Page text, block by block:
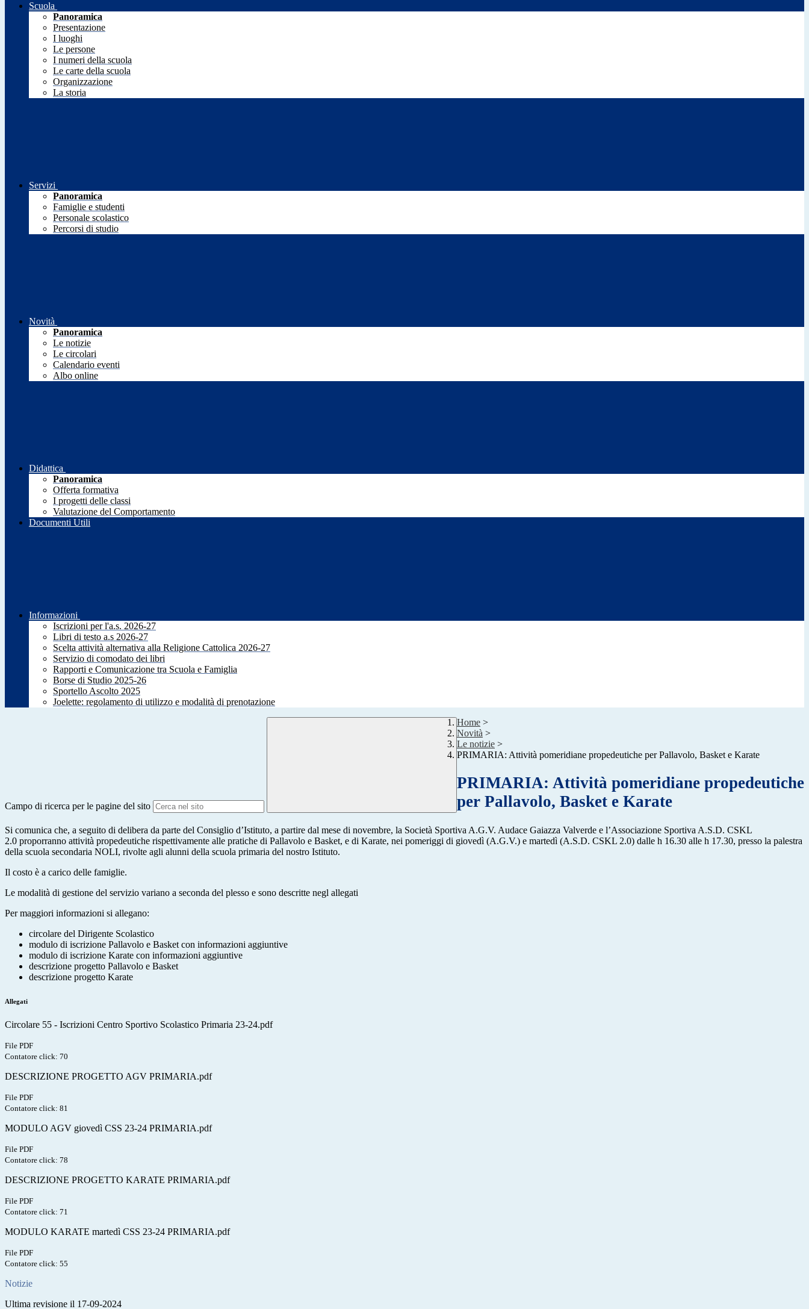
Scuola
Panoramica
Presentazione
I luoghi
Le persone
I numeri della scuola
Le carte della scuola
Organizzazione
La storia
Servizi
Panoramica
Famiglie e studenti
Personale scolastico
Percorsi di studio
Novità
Panoramica
Le notizie
Le circolari
Calendario eventi
Albo online
Didattica
Panoramica
Offerta formativa
I progetti delle classi
Valutazione del Comportamento
Documenti Utili
Informazioni
Iscrizioni per l'a.s. 2026-27
Libri di testo a.s 2026-27
Scelta attività alternativa alla Religione Cattolica 2026-27
Servizio di comodato dei libri
Rapporti e Comunicazione tra Scuola e Famiglia
Borse di Studio 2025-26
Sportello Ascolto 2025
Joelette: regolamento di utilizzo e modalità di prenotazione
Campo di ricerca per le pagine del sito
Home >
Novità >
Le notizie >
PRIMARIA: Attività pomeridiane propedeutiche per Pallavolo, Basket e Karate
PRIMARIA: Attività pomeridiane propedeutiche
per Pallavolo, Basket e Karate
Si comunica che, a seguito di delibera da parte del Consiglio d’Istituto, a partire dal mese di novembre, la Società Sportiva A.G.V. Audace Gaiazza Valverde e l’Associazione Sportiva A.S.D. CSKL
2.0 proporranno attività propedeutiche rispettivamente alle pratiche di Pallavolo e Basket, e di Karate, nei pomeriggi di giovedì (A.G.V.) e martedì (A.S.D. CSKL 2.0) dalle h 16.30 alle h 17.30, presso la palestra
della scuola secondaria NOLI, rivolte agli alunni della scuola primaria del nostro Istituto.
Il costo è a carico delle famiglie.
Le modalità di gestione del servizio variano a seconda del plesso e sono descritte negl allegati
Per maggiori informazioni si allegano:
circolare del Dirigente Scolastico
modulo di iscrizione Pallavolo e Basket con informazioni aggiuntive
modulo di iscrizione Karate con informazioni aggiuntive
descrizione progetto Pallavolo e Basket
descrizione progetto Karate
Allegati
Circolare 55 - Iscrizioni Centro Sportivo Scolastico Primaria 23-24.pdf
File PDF
Contatore click: 70
DESCRIZIONE PROGETTO AGV PRIMARIA.pdf
File PDF
Contatore click: 81
MODULO AGV giovedì CSS 23-24 PRIMARIA.pdf
File PDF
Contatore click: 78
DESCRIZIONE PROGETTO KARATE PRIMARIA.pdf
File PDF
Contatore click: 71
MODULO KARATE martedì CSS 23-24 PRIMARIA.pdf
File PDF
Contatore click: 55
Notizie
Ultima revisione il 17-09-2024